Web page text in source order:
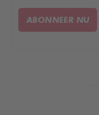
op te lossen.
ABONNEER NU